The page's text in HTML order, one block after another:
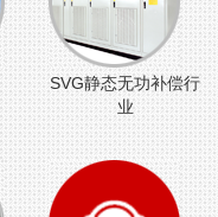
SVG静态无功补偿行
业